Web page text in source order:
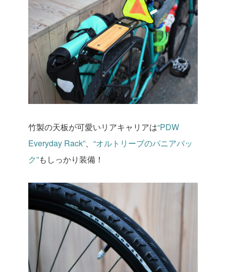
竹製の天板が可愛いリアキャリアは“PDW
Everyday Rack”、 “オルトリーブのパニアバッ
ク”もしっかり装備！